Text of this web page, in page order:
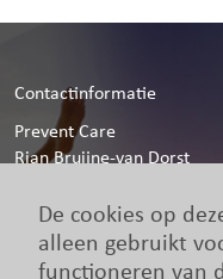
De cookies op
alleen gebruikt
functioneren van
Contactinformatie
Prevent Care
Rian Bruijne-van Dorst
4876 ZZ Etten-Leur
076-5032430
info@prevent-care.nl